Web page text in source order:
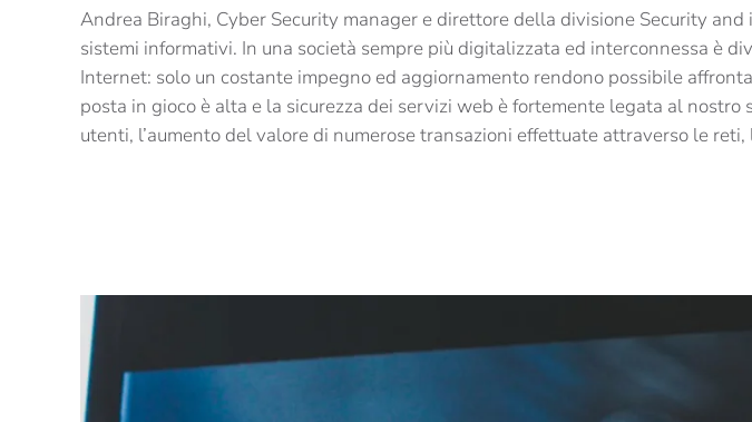
Andrea Biraghi, Cyber Security manager e direttore della divisione Security
sistemi informativi. In una società sempre più digitalizzata ed interconnessa è
Internet: solo un costante impegno ed aggiornamento rendono possibile
posta in gioco è alta e la sicurezza dei servizi web è fortemente legata al
utenti, l’aumento del valore di numerose transazioni effettuate attraverso le